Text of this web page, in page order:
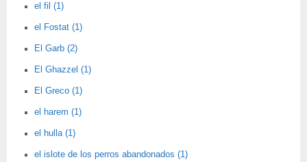
el fil (1)
el Fostat (1)
El Garb (2)
El Ghazzel (1)
El Greco (1)
el harem (1)
el hulla (1)
el islote de los perros abandonados (1)